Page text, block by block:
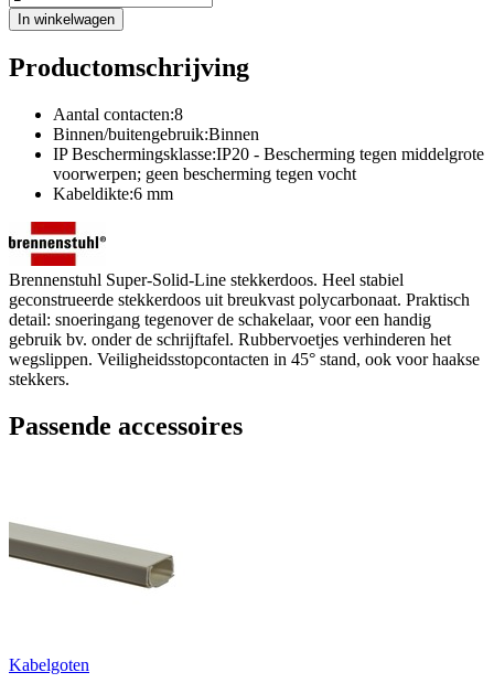
In winkelwagen
Productomschrijving
Aantal contacten:8
Binnen/buitengebruik:Binnen
IP Beschermingsklasse:IP20 - Bescherming tegen middelgrote
voorwerpen; geen bescherming tegen vocht
Kabeldikte:6 mm
Brennenstuhl Super-Solid-Line stekkerdoos. Heel stabiel
geconstrueerde stekkerdoos uit breukvast polycarbonaat. Praktisch
detail: snoeringang tegenover de schakelaar, voor een handig
gebruik bv. onder de schrijftafel. Rubbervoetjes verhinderen het
wegslippen. Veiligheidsstopcontacten in 45° stand, ook voor haakse
stekkers.
Passende accessoires
Kabelgoten